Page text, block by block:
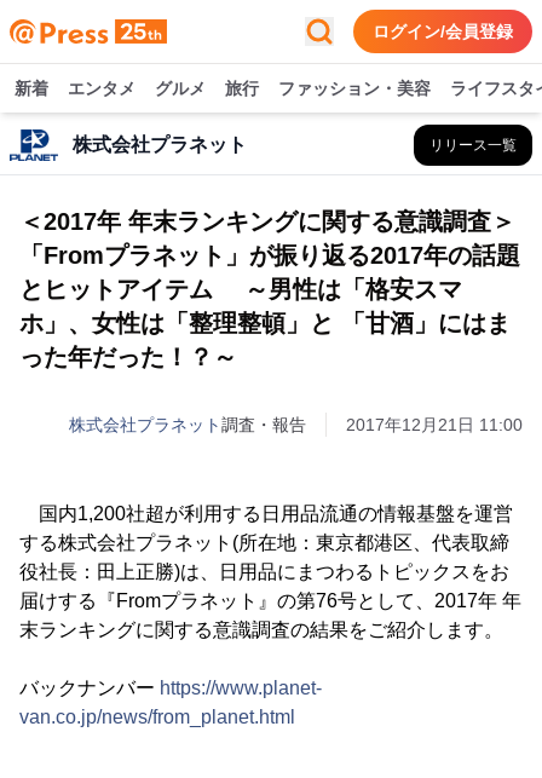
ログイン/会員登録
新着 エンタメ グルメ 旅行 ファッション・美容 ライフスタ
株式会社プラネット リリース一覧
＜2017年 年末ランキングに関する意識調査＞
「Fromプラネット」が振り返る2017年の話題
とヒットアイテム ～男性は「格安スマ
ホ」、女性は「整理整頓」と 「甘酒」にはま
った年だった！？～
株式会社プラネット調査・報告 2017年12月21日 11:00
国内1,200社超が利用する日用品流通の情報基盤を運営
する株式会社プラネット(所在地：東京都港区、代表取締
役社長：田上正勝)は、日用品にまつわるトピックスをお
届けする『Fromプラネット』の第76号として、2017年 年
末ランキングに関する意識調査の結果をご紹介します。
バックナンバー https://www.planet-
van.co.jp/news/from_planet.html